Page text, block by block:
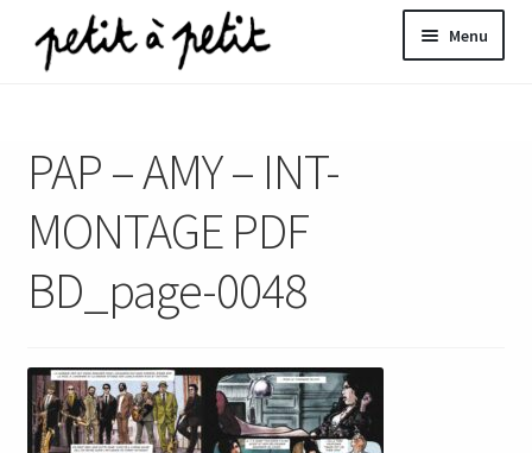
Aller
à
Aller
au
Menu
PAP – AMY – INT-
MONTAGE PDF
BD_page-0048